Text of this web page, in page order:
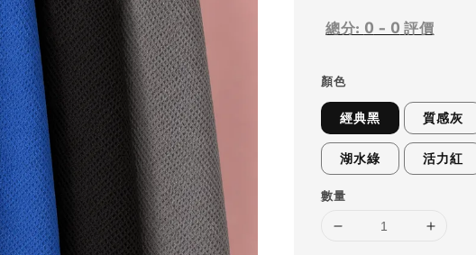
總分: 0 - 0 評價
顏色
經典黑 質感灰
湖水綠 活力紅
數量